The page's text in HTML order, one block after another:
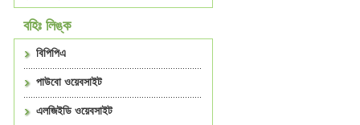
বহিঃ লিঙ্ক
বিপিপিএ
পাউবো ওয়েবসাইট
এলজিইডি ওয়েবসাইট